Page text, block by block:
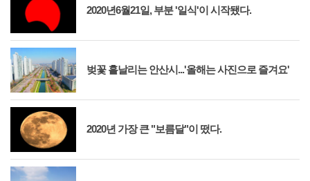
2020년6월21일, 부분 '일식'이 시작됐다.
벚꽃 흩날리는 안산시...'올해는 사진으로 즐겨요'
2020년 가장 큰 "보름달"이 떴다.